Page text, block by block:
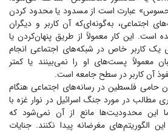
عبارت است از مسدود یا محدود کردن
اجتماعی، به‌گونه‌ای‌که آن کاربر و دیگران
این کار معمولاً از طریق پنهان‌کردن یا
کاربر خاص در شبکه‌های اجتماعی انجام
معمولاً پست‌های او را نمی‌بینند یا کمتر
آن کاربر در سطح جامعه است.
حامی فلسطین در رسانه‌های اجتماعی هنگام
مطالب در مورد جنگ اسرائیل در نوار غزه با
این محدودیت‌ها مانع از آن نمی‌شود که
الگوریتم‌های مغرضانه پیدا نکنند. جنایات